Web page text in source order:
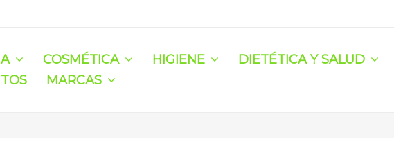
COSMÉTICA HIGIENE DIETÉTICA Y SALUD
MARCAS